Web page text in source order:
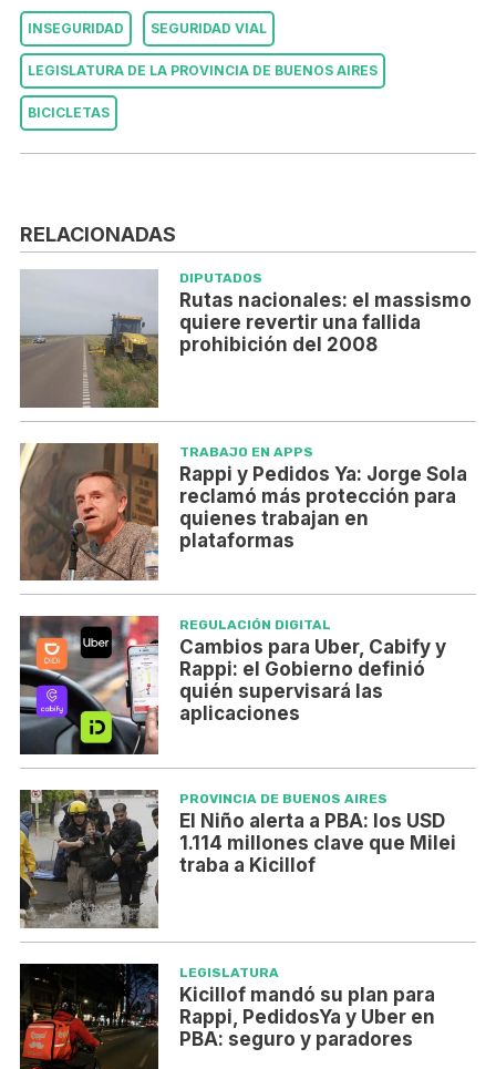
INSEGURIDAD SEGURIDAD VIAL
LEGISLATURA DE LA PROVINCIA DE BUENOS AIRES
BICICLETAS
RELACIONADAS
DIPUTADOS
Rutas nacionales: el massismo
quiere revertir una fallida
prohibición del 2008
TRABAJO EN APPS
Rappi y Pedidos Ya: Jorge Sola
reclamó más protección para
quienes trabajan en
plataformas
REGULACIÓN DIGITAL
Cambios para Uber, Cabify y
Rappi: el Gobierno definió
quién supervisará las
aplicaciones
PROVINCIA DE BUENOS AIRES
El Niño alerta a PBA: los USD
1.114 millones clave que Milei
traba a Kicillof
LEGISLATURA
Kicillof mandó su plan para
Rappi, PedidosYa y Uber en
PBA: seguro y paradores